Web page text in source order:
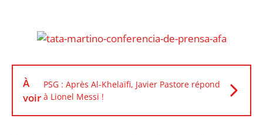
À
voir
PSG : Après Al-Khelaïfi, Javier Pastore répond
à Lionel Messi !